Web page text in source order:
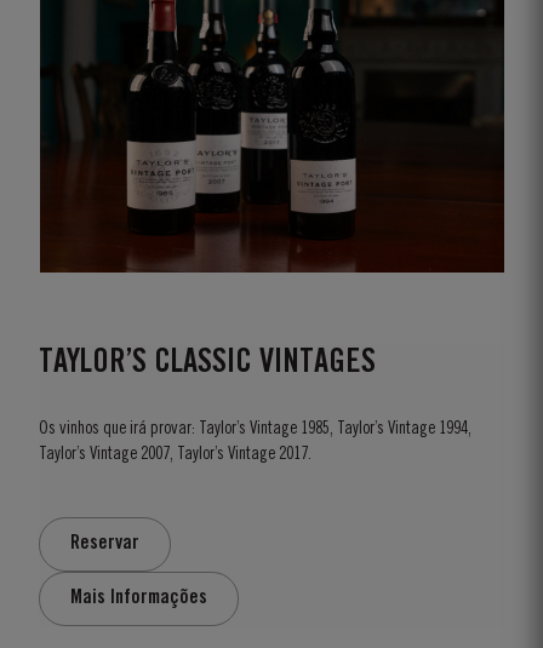
TAYLOR’S CLASSIC VINTAGES
Os vinhos que irá provar: Taylor’s Vintage 1985, Taylor’s Vintage 1994,
Taylor’s Vintage 2007, Taylor’s Vintage 2017.
Reservar
Mais Informações